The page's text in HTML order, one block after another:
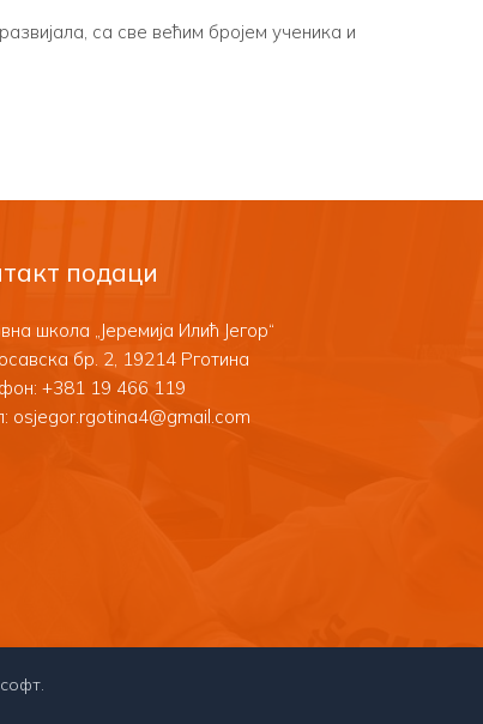
са све већим бројем ученика и
подаци
школа „Јеремија Илић Јегор“
бр. 2, 19214 Рготина
+381 19 466 119
osjegor.rgotina4@gmail.com
.